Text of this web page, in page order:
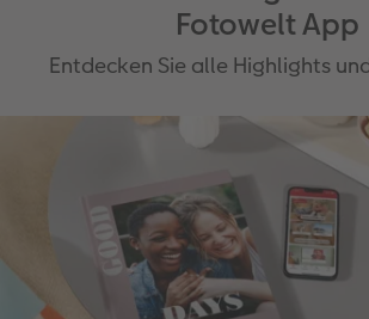
Fotowelt App
Entdecken Sie alle Highlights